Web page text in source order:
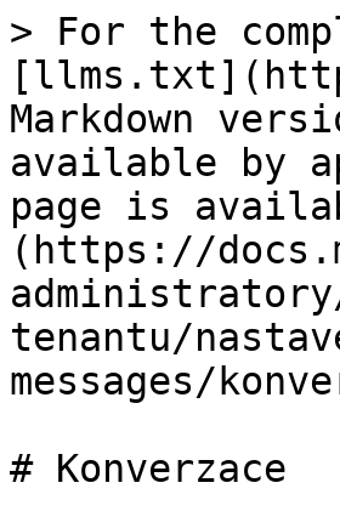
> For the
Markdown
available by
page is
(https://
tenantu/
messages/
# Konverzace